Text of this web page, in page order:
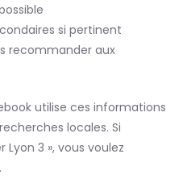
si pertinent
recommander aux
utilise ces informations
locales. Si
Lyon 3 », vous voulez